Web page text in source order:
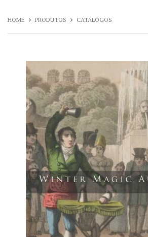
HOME PRODUTOS CATÁLOGOS